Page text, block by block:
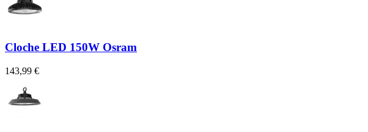
Cloche LED 150W Osram
143,99 €